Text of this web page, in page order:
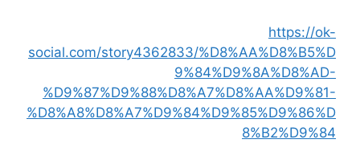
https://ok-
social.com/story4362833/%D8%AA%D8%B5%D
9%84%D9%8A%D8%AD-
%D9%87%D9%88%D8%A7%D8%AA%D9%81-
%D8%A8%D8%A7%D9%84%D9%85%D9%86%D
8%B2%D9%84